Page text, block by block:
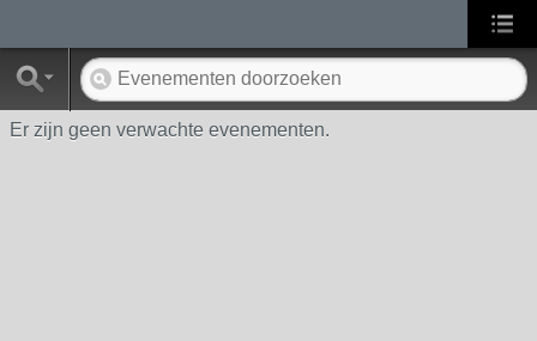
Er zijn geen verwachte evenementen.